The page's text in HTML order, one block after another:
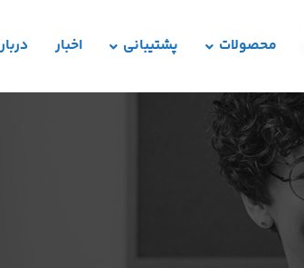
محصولات پشتیبانی اخبار